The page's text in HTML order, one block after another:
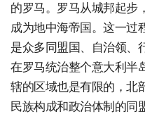
的罗马。罗马从城邦起步
成为地中海帝国。这一过
是众多同盟国、自治领、
在罗马统治整个意大利半
辖的区域也是有限的，北
民族构成和政治体制的同